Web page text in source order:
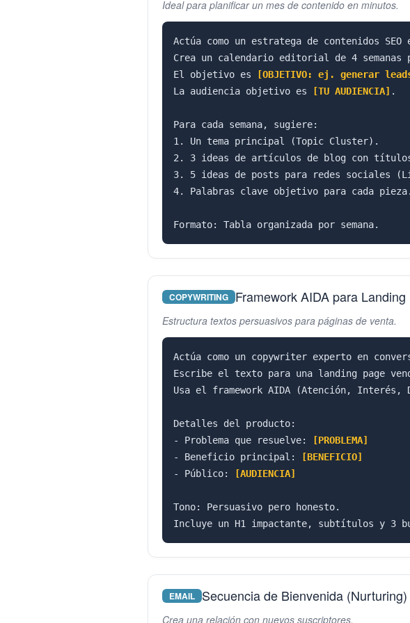
Ideal para planificar un mes de contenido en minutos.
Actúa como un estratega de contenidos SEO
Crea un calendario editorial de 4 semanas
El objetivo es
[OBJETIVO: ej. generar
La audiencia objetivo es
[TU AUDIENCIA] .
Para cada semana, sugiere:
1. Un tema principal (Topic Cluster).
2. 3 ideas de artículos de blog con títulos
3. 5 ideas de posts para redes sociales
4. Palabras clave objetivo para cada pieza.
Formato: Tabla organizada por semana.
COPYWRITING Framework AIDA para Landing
Estructura textos persuasivos para páginas de venta.
Actúa como un copywriter experto en
Escribe el texto para una landing page
Usa el framework AIDA (Atención, Interés,
Detalles del producto:
- Problema que resuelve:
[PROBLEMA]
- Beneficio principal:
[BENEFICIO]
- Público:
[AUDIENCIA]
Tono: Persuasivo pero honesto.
Incluye un H1 impactante, subtítulos y 3
EMAIL Secuencia de Bienvenida (Nurturing)
Crea una relación con nuevos suscriptores.